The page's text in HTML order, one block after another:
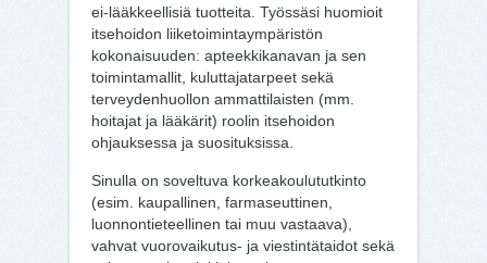
ei-lääkkeellisiä tuotteita. Työssäsi huomioit
itsehoidon liiketoimintaympäristön
kokonaisuuden: apteekkikanavan ja sen
toimintamallit, kuluttajatarpeet sekä
terveydenhuollon ammattilaisten (mm.
hoitajat ja lääkärit) roolin itsehoidon
ohjauksessa ja suosituksissa.
Sinulla on soveltuva korkeakoulututkinto
(esim. kaupallinen, farmaseuttinen,
luonnontieteellinen tai muu vastaava),
vahvat vuorovaikutus- ja viestintätaidot sekä